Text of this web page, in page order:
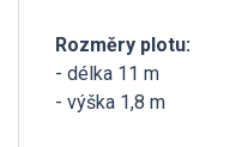
Rozměry plotu:
- délka 11 m
- výška 1,8 m